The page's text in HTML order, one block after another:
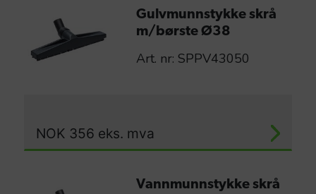
Gulvmunnstykke skrå
m/børste Ø38
Art. nr: SPPV43050
NOK 356 eks. mva
Vannmunnstykke skrå